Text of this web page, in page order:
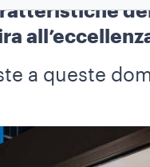
a queste